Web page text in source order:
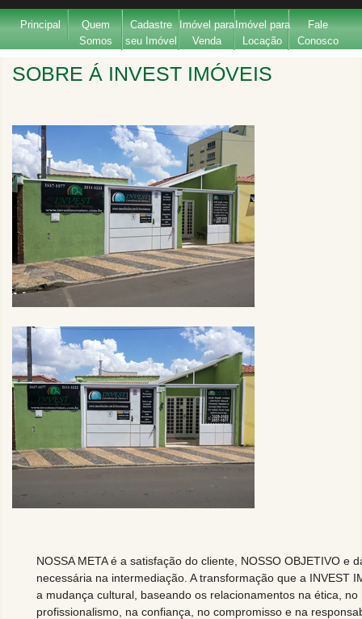
Principal
Quem
Somos
Cadastre
seu Imóvel
Imóvel para
Venda
Imóvel para
Locação
Fale
Conosco
SOBRE Á INVEST IMÓVEIS
NOSSA META é a satisfação do cliente, NOSSO OBJETIVO e
necessária na intermediação. A transformação que a INVEST
a mudança cultural, baseando os relacionamentos na ética, no
profissionalismo, na confiança, no compromisso e na